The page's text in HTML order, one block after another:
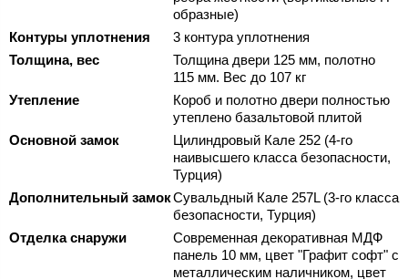
образные)
Контуры уплотнения
3 контура уплотнения
Толщина, вес
Толщина двери 125 мм, полотно
115 мм. Вес до 107 кг
Утепление
Короб и полотно двери полностью
утеплено базальтовой плитой
Основной замок
Цилиндровый Кале 252 (4-го
наивысшего класса безопасности,
Турция)
Дополнительный замокСувальдный Кале 257L (3-го класса
безопасности, Турция)
Отделка снаружи
Современная декоративная МДФ
панель 10 мм, цвет "Графит софт" с
металлическим наличником, цвет